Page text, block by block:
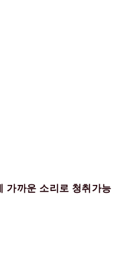
가까운 소리로 청취가능